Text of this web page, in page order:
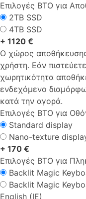
Επιλογές ΒΤΟ για
2TB SSD
4TB SSD
+ 1120 €
Ο χώρος
χρήστη. Εάν
χωρητικότητα
ενδεχόμενο
κατά την αγορά.
Επιλογές ΒΤΟ για
Standard display
Nano-texture
+ 170 €
Επιλογές ΒΤΟ για
Backlit Magic
Backlit Magic
English (IE)